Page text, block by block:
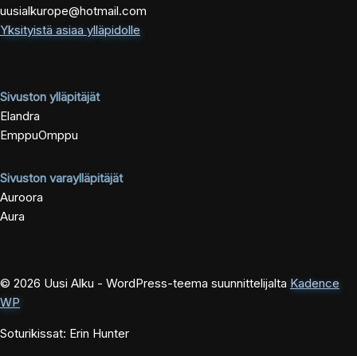
uusialkurope@hotmail.com
Yksityistä asiaa ylläpidolle
Sivuston ylläpitäjät
Elandra
EmppuOmppu
Sivuston varaylläpitäjät
Auroora
Aura
© 2026 Uusi Alku - WordPress-teema suunnittelijalta Kadence
WP
Soturikissat: Erin Hunter